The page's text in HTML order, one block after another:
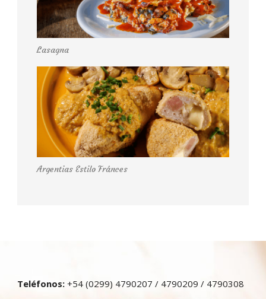
Lasagna
Argentias Estilo Fránces
Teléfonos: +54 (0299) 4790207 / 4790209 / 4790308